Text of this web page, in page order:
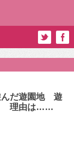
んだ遊園地 遊
理由は……